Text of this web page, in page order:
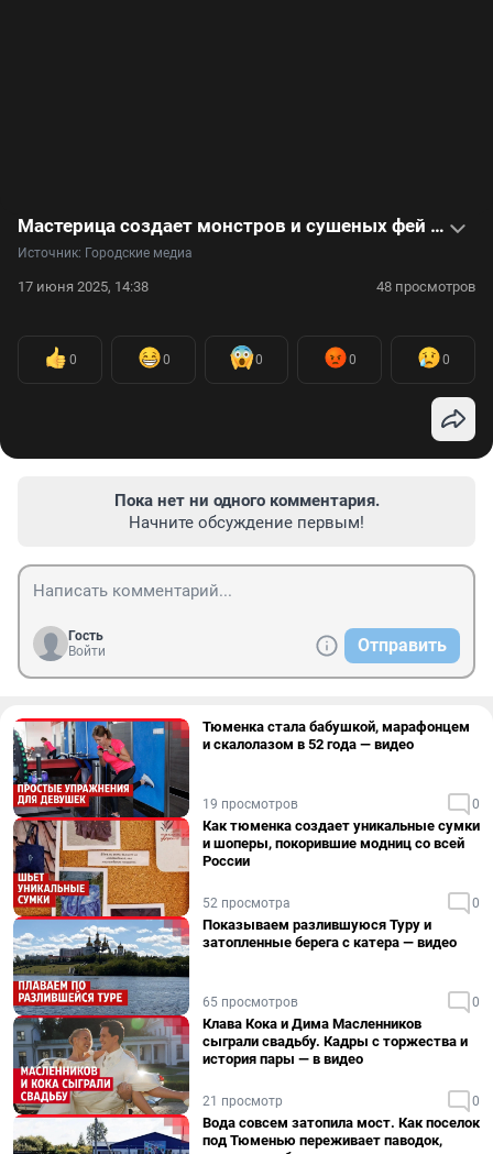
Мастерица создает монстров и сушеных фей — видео
Источник: Городские медиа
17 июня 2025, 14:38 48 просмотров
0 0 0 0 0
Пока нет ни одного комментария.
Начните обсуждение первым!
Гость
Войти
Отправить
Тюменка стала бабушкой, марафонцем
и скалолазом в 52 года — видео
19 просмотров 0
Как тюменка создает уникальные сумки
и шоперы, покорившие модниц со всей
России
52 просмотра 0
Показываем разлившуюся Туру и
затопленные берега с катера — видео
65 просмотров 0
Клава Кока и Дима Масленников
сыграли свадьбу. Кадры с торжества и
история пары — в видео
21 просмотр 0
Вода совсем затопила мост. Как поселок
под Тюменью переживает паводок,